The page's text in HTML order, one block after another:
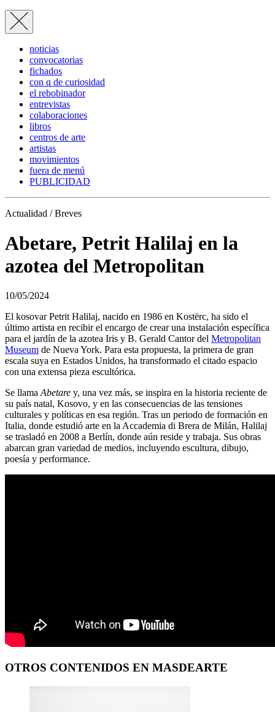
noticias
convocatorias
fichados
con q de curiosidad
el rebobinador
entrevistas
colaboraciones
libros
centros de arte
artistas
movimientos
fuera de menú
PUBLICIDAD
Actualidad / Breves
Abetare, Petrit Halilaj en la
azotea del Metropolitan
10/05/2024
El kosovar Petrit Halilaj, nacido en 1986 en Kostërc, ha sido el
último artista en recibir el encargo de crear una instalación específica
para el jardín de la azotea Iris y B. Gerald Cantor del Metropolitan
Museum de Nueva York. Para esta propuesta, la primera de gran
escala suya en Estados Unidos, ha transformado el citado espacio
con una extensa pieza escultórica.
Se llamaAbetare y, una vez más, se inspira en la historia reciente de
su país natal, Kosovo, y en las consecuencias de las tensiones
culturales y políticas en esa región. Tras un periodo de formación en
Italia, donde estudió arte en la Accademia di Brera de Milán, Halilaj
se trasladó en 2008 a Berlín, donde aún reside y trabaja. Sus obras
abarcan gran variedad de medios, incluyendo escultura, dibujo,
poesía y performance.
OTROS CONTENIDOS EN MASDEARTE